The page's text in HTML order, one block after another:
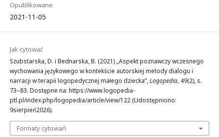
Opublikowane
2021-11-05
Jak cytować
Szubstarska, D. i Bednarska, B. (2021) „Aspekt poznawczy wczesnego
wychowania językowego w kontekście autorskiej metody dialogu i
narracji w terapii logopedycznej małego dziecka”,Logopedia, 49(2), s.
73–83. Dostępne na: https://www.logopedia-
ptl.pl/index.php/logopedia/article/view/122 (Udostępniono:
9sierpień2026).
Formaty cytowań